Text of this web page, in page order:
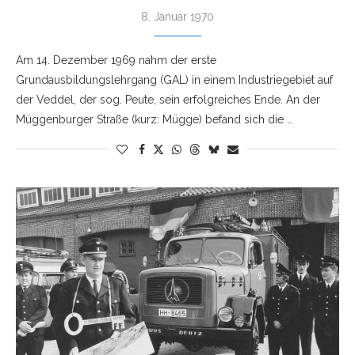
8. Januar 1970
Am 14. Dezember 1969 nahm der erste
Grundausbildungslehrgang (GAL) in einem Industriegebiet auf
der Veddel, der sog. Peute, sein erfolgreiches Ende. An der
Müggenburger Straße (kurz: Mügge) befand sich die …